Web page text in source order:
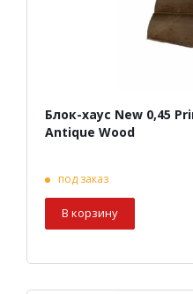
Блок-хаус New 0,45
Antique Wood
под заказ
В корзину